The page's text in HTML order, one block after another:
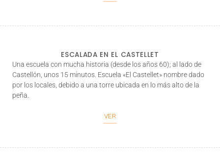
ESCALADA EN EL CASTELLET
Una escuela con mucha historia (desde los años 60); al lado de
Castellón, unos 15 minutos. Escuela «El Castellet» nombre dado
por los locales, debido a una torre ubicada en lo más alto de la
peña.
VER